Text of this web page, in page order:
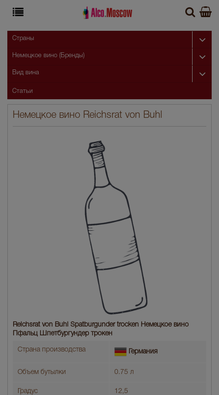
Немецкое вино Reichsrat von Buhl
Reichsrat von Buhl Spatburgunder trocken Немецкое вино
Пфальц Шпетбургундер трокен
Страна производства Германия
Объем бутылки 0.75 л
Градус 12,5
Страны
Немецкое вино (Бренды)
Вид вина
Статьи